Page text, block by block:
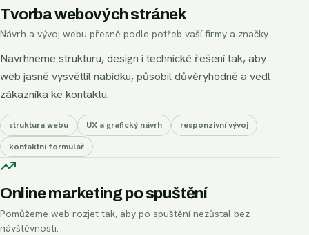
Tvorba webových stránek
Návrh a vývoj webu přesně podle potřeb vaší firmy a značky.
Navrhneme strukturu, design i technické řešení tak, aby
web jasně vysvětlil nabídku, působil důvěryhodně a vedl
zákazníka ke kontaktu.
struktura webu UX a grafický návrh
responzivní vývoj
kontaktní formulář
Online marketing po spuštění
Pomůžeme web rozjet tak, aby po spuštění nezůstal bez
návštěvnosti.